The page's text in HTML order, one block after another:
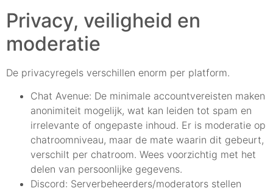
Privacy, veiligheid en
moderatie
De privacyregels verschillen enorm per platform.
Chat Avenue: De minimale accountvereisten maken
anonimiteit mogelijk, wat kan leiden tot spam en
irrelevante of ongepaste inhoud. Er is moderatie op
chatroomniveau, maar de mate waarin dit gebeurt,
verschilt per chatroom. Wees voorzichtig met het
delen van persoonlijke gegevens.
Discord: Serverbeheerders/moderators stellen